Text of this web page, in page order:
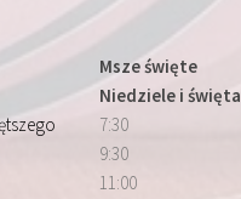
Msze święte
Niedziele i święta
7:30
9:30
11:00